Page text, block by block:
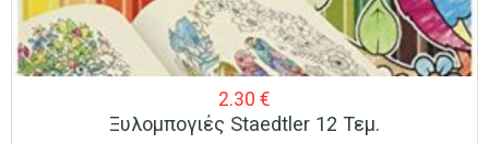
2.30 €
Ξυλομπογιές Staedtler 12 Τεμ.